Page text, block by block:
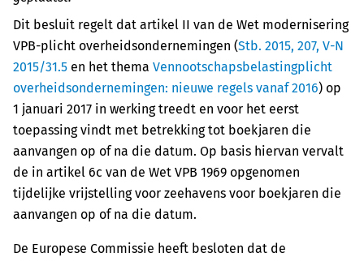
Dit besluit regelt dat artikel II van de Wet modernisering
VPB-plicht overheidsondernemingen (Stb. 2015, 207, V-N
2015/31.5 en het thema Vennootschapsbelastingplicht
overheidsondernemingen: nieuwe regels vanaf 2016) op
1 januari 2017 in werking treedt en voor het eerst
toepassing vindt met betrekking tot boekjaren die
aanvangen op of na die datum. Op basis hiervan vervalt
de in artikel 6c van de Wet VPB 1969 opgenomen
tijdelijke vrijstelling voor zeehavens voor boekjaren die
aanvangen op of na die datum.
De Europese Commissie heeft besloten dat de